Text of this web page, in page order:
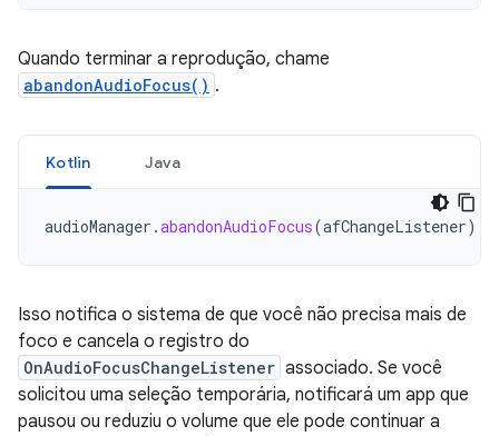
Quando terminar a reprodução, chame
abandonAudioFocus() .
Kotlin Java
audioManager .abandonAudioFocus(afChangeListener)
Isso notifica o sistema de que você não precisa mais de
foco e cancela o registro do
OnAudioFocusChangeListener associado. Se você
solicitou uma seleção temporária, notificará um app que
pausou ou reduziu o volume que ele pode continuar a